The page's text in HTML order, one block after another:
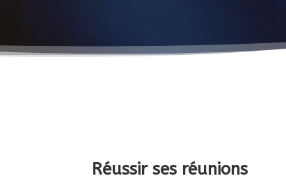
Réussir ses réunions